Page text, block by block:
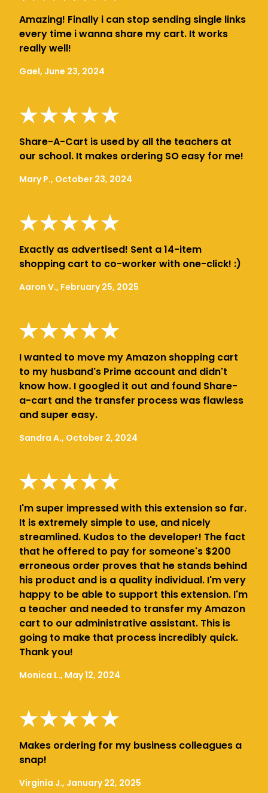
Amazing! Finally i can stop sending single links
every time i wanna share my cart. It works
really well!
Gael, June 23, 2024
Share-A-Cart is used by all the teachers at
our school. It makes ordering SO easy for me!
Mary P., October 23, 2024
Exactly as advertised! Sent a 14-item
shopping cart to co-worker with one-click! :)
Aaron V., February 25, 2025
I wanted to move my Amazon shopping cart
to my husband's Prime account and didn't
know how. I googled it out and found Share-
a-cart and the transfer process was flawless
and super easy.
Sandra A., October 2, 2024
I'm super impressed with this extension so far.
It is extremely simple to use, and nicely
streamlined. Kudos to the developer! The fact
that he offered to pay for someone's $200
erroneous order proves that he stands behind
his product and is a quality individual. I'm very
happy to be able to support this extension. I'm
a teacher and needed to transfer my Amazon
cart to our administrative assistant. This is
going to make that process incredibly quick.
Thank you!
Monica L., May 12, 2024
Makes ordering for my business colleagues a
snap!
Virginia J., January 22, 2025